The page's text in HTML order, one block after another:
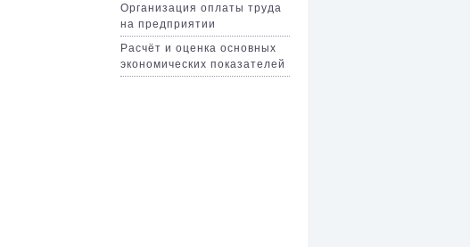
Организация оплаты труда
на предприятии
Расчёт и оценка основных
экономических показателей